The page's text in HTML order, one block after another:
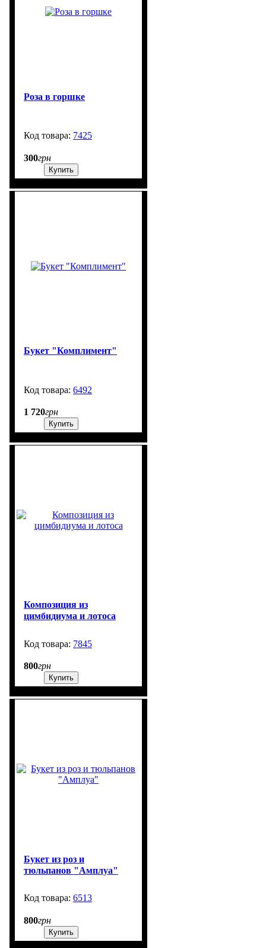
Роза в горшке
7425
300грн
Купить
Букет "Комплимент"
6492
1 720грн
Купить
Композиция из
цимбидиума и лотоса
7845
800грн
Купить
Букет из роз и
тюльпанов "Амплуа"
6513
800грн
Купить